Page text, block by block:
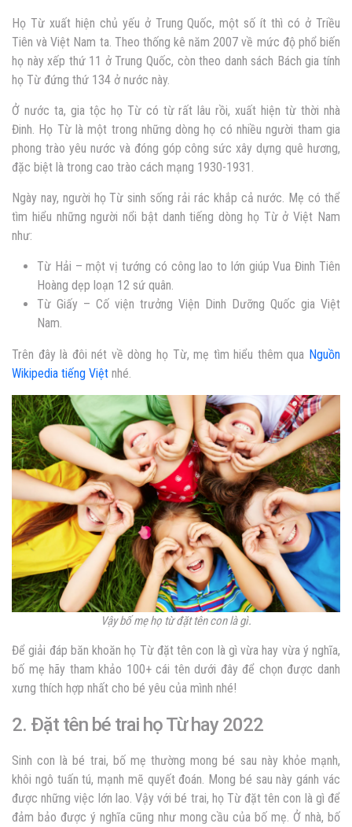
Họ Từ xuất hiện chủ yếu ở Trung Quốc, một số ít thì có ở Triều
Tiên và Việt Nam ta. Theo thống kê năm 2007 về mức độ phổ biến
họ này xếp thứ 11 ở Trung Quốc, còn theo danh sách Bách gia tính
họ Từ đứng thứ 134 ở nước này.
Ở nước ta, gia tộc họ Từ có từ rất lâu rồi, xuất hiện từ thời nhà
Đinh. Họ Từ là một trong những dòng họ có nhiều người tham gia
phong trào yêu nước và đóng góp công sức xây dựng quê hương,
đặc biệt là trong cao trào cách mạng 1930-1931.
Ngày nay, người họ Từ sinh sống rải rác khắp cả nước. Mẹ có thể
tìm hiểu những người nổi bật danh tiếng dòng họ Từ ở Việt Nam
như:
Từ Hải – một vị tướng có công lao to lớn giúp Vua Đinh Tiên
Hoàng dẹp loạn 12 sứ quân.
Từ Giấy – Cố viện trưởng Viện Dinh Dưỡng Quốc gia Việt
Nam.
Trên đây là đôi nét về dòng họ Từ, mẹ tìm hiểu thêm qua Nguồn
Wikipedia tiếng Việt nhé.
Vậy bố mẹ họ từ đặt tên con là gì.
Để giải đáp băn khoăn họ Từ đặt tên con là gì vừa hay vừa ý nghĩa,
bố mẹ hãy tham khảo 100+ cái tên dưới đây để chọn được danh
xưng thích hợp nhất cho bé yêu của mình nhé!
2. Đặt tên bé trai họ Từ hay 2022
Sinh con là bé trai, bố mẹ thường mong bé sau này khỏe mạnh,
khôi ngô tuấn tú, mạnh mẽ quyết đoán. Mong bé sau này gánh vác
được những việc lớn lao. Vậy với bé trai, họ Từ đặt tên con là gì để
đảm bảo được ý nghĩa cũng như mong cầu của bố mẹ. Ở nhà, bố